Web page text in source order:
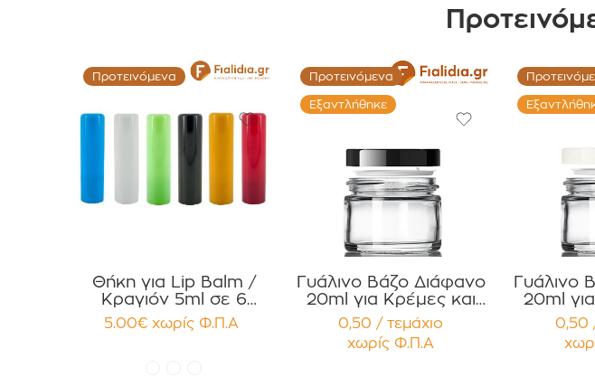
Προτεινόμενα
Θήκη για Lip Balm /
Κραγιόν 5ml σε 6
χρώματα Πακέτο 10τεμ.
5.00€ χωρίς Φ.Π.Α
Προτεινόμενα
Εξαντλήθηκε
Γυάλινο Βάζο Διάφανο
20ml για Κρέμες και
Κηραλοιφές με Μαύρο
Γυαλιστερό Καπάκι
Παρέμβυσμα
0,50 / τεμάχιο
χωρίς Φ.Π.Α
Γυάλινο
20ml
0,50